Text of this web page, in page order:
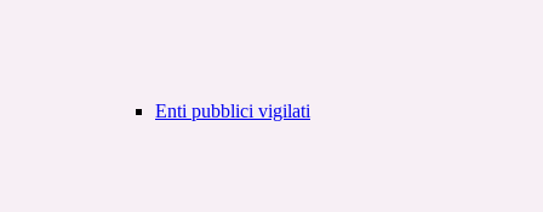
Enti pubblici vigilati